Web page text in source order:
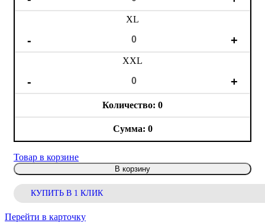
XXL
XL
0
0
Товар в корзине
В корзину
КУПИТЬ В 1 КЛИК
Перейти в карточку